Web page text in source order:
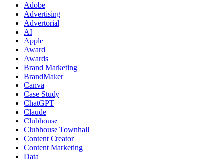
Adobe
Advertising
Advertorial
AI
Apple
Award
Awards
Brand Marketing
BrandMaker
Canva
Case Study
ChatGPT
Claude
Clubhouse
Clubhouse Townhall
Content Creator
Content Marketing
Data